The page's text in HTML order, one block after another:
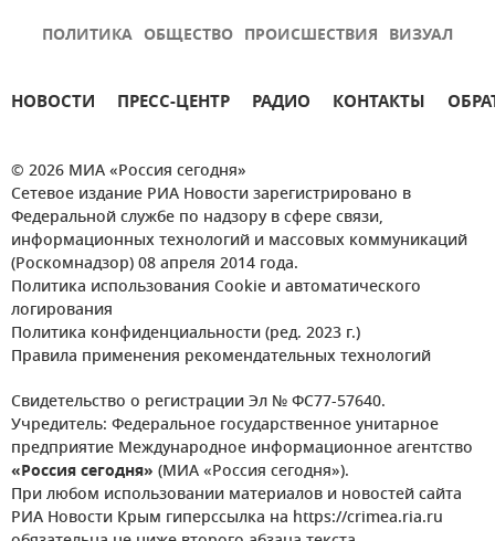
ПОЛИТИКА ОБЩЕСТВО ПРОИСШЕСТВИЯ ВИЗУАЛ
НОВОСТИ ПРЕСС-ЦЕНТР РАДИО КОНТАКТЫ
© 2026 МИА «Россия сегодня»
Сетевое издание РИА Новости зарегистрировано в
Федеральной службе по надзору в сфере связи,
информационных технологий и массовых коммуникаций
(Роскомнадзор) 08 апреля 2014 года.
Политика использования Cookie и автоматического
логирования
Политика конфиденциальности (ред. 2023 г.)
Правила применения рекомендательных технологий
Свидетельство о регистрации Эл № ФС77-57640.
Учредитель: Федеральное государственное унитарное
предприятие Международное информационное агентство
«Россия сегодня» (МИА «Россия сегодня»).
При любом использовании материалов и новостей сайта
РИА Новости Крым гиперссылка на https://crimea.ria.ru